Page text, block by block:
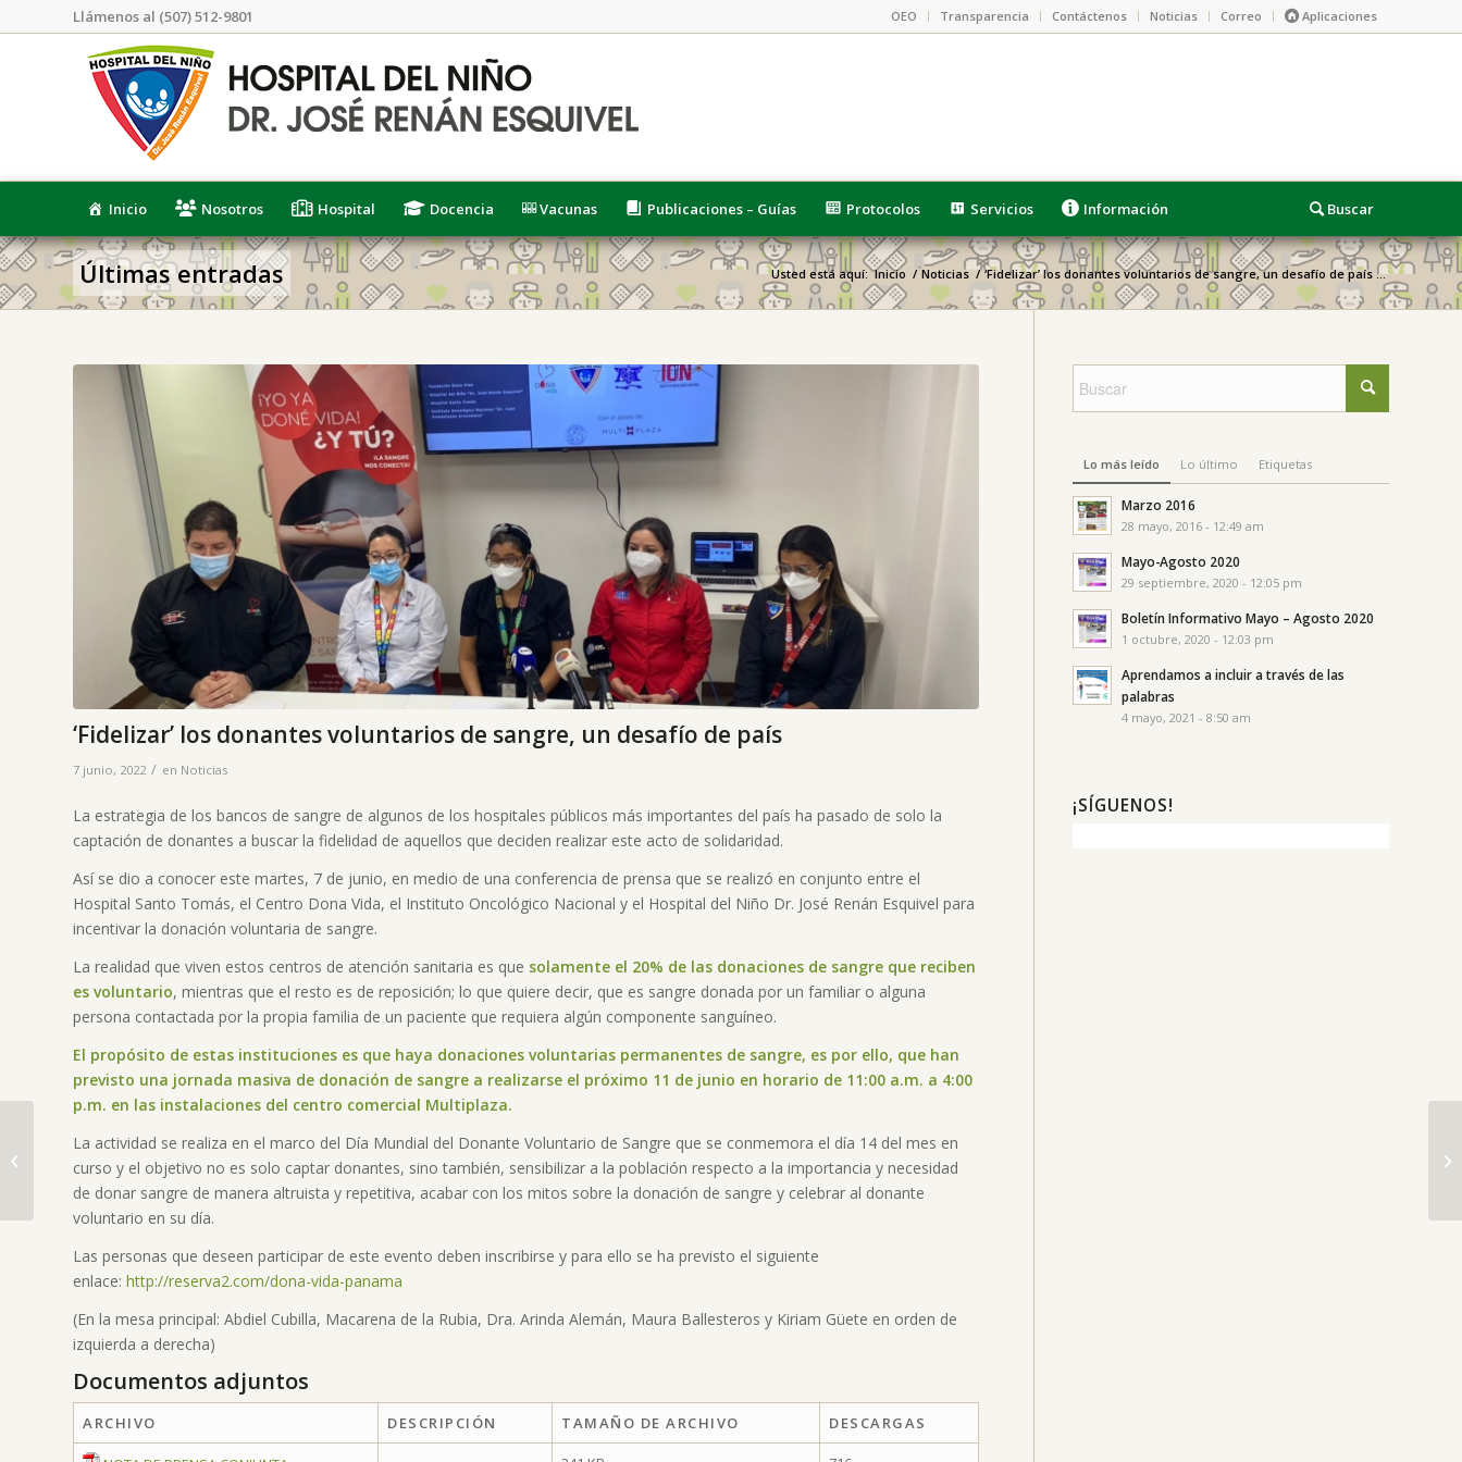
OEO Transparencia Contáctenos Noticias Correo Aplicaciones
Llámenos al (507) 512-9801
Inicio Nosotros Hospital Docencia Vacunas Publicaciones – Guías Protocolos Servicios Información
Últimas entradas Usted está aquí: Inicio / Noticias / ‘Fidelizar’ los donantes voluntarios de sangre, un desafío de país ...
‘Fidelizar’ los donantes voluntarios de sangre, un desafío de país
7 junio, 2022 / en Noticias
La estrategia de los bancos de sangre de algunos de los hospitales públicos más importantes del país ha pasado de solo la
captación de donantes a buscar la fidelidad de aquellos que deciden realizar este acto de solidaridad.
Así se dio a conocer este martes, 7 de junio, en medio de una conferencia de prensa que se realizó en conjunto entre el
Hospital Santo Tomás, el Centro Dona Vida, el Instituto Oncológico Nacional y el Hospital del Niño Dr. José Renán Esquivel para
incentivar la donación voluntaria de sangre.
La realidad que viven estos centros de atención sanitaria es que solamente el 20% de las donaciones de sangre que reciben
es voluntario, mientras que el resto es de reposición; lo que quiere decir, que es sangre donada por un familiar o alguna
persona contactada por la propia familia de un paciente que requiera algún componente sanguíneo.
El propósito de estas instituciones es que haya donaciones voluntarias permanentes de sangre, es por ello, que han
previsto una jornada masiva de donación de sangre a realizarse el próximo 11 de junio en horario de 11:00 a.m. a 4:00
p.m. en las instalaciones del centro comercial Multiplaza.
La actividad se realiza en el marco del Día Mundial del Donante Voluntario de Sangre que se conmemora el día 14 del mes en
curso y el objetivo no es solo captar donantes, sino también, sensibilizar a la población respecto a la importancia y necesidad
de donar sangre de manera altruista y repetitiva, acabar con los mitos sobre la donación de sangre y celebrar al donante
voluntario en su día.
Las personas que deseen participar de este evento deben inscribirse y para ello se ha previsto el siguiente
enlace: http://reserva2.com/dona-vida-panama
(En la mesa principal: Abdiel Cubilla, Macarena de la Rubia, Dra. Arinda Alemán, Maura Ballesteros y Kiriam Güete en orden de
izquierda a derecha)
Documentos adjuntos
ARCHIVO DESCRIPCIÓN TAMAÑO DE ARCHIVO DESCARGAS
Lo más leído Lo último Etiquetas
Marzo 2016
28 mayo, 2016 - 12:49 am
Mayo-Agosto 2020
29 septiembre, 2020 - 12:05 pm
Boletín Informativo Mayo – Agosto 2020
1 octubre, 2020 - 12:03 pm
Aprendamos a incluir a través de las
palabras
4 mayo, 2021 - 8:50 am
¡SÍGUENOS!
Realizan donación
para recuperación de
pacientes que han